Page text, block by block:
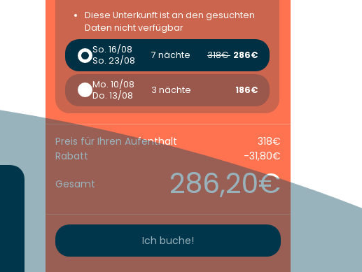
Diese Unterkunft ist an den gesuchten
Daten nicht verfügbar
So. 16/08
So. 23/08
7 nächte 318€ 286€
Mo. 10/08
Do. 13/08
3 nächte 186€
Preis für Ihren Aufenthalt
318€
Rabatt
-31,80€
Gesamt
286,20€
Ich buche!